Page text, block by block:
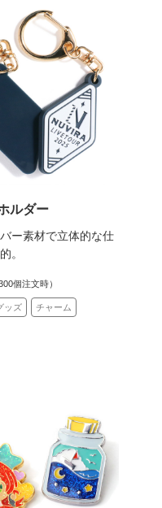
ルダー
ー素材で立体的な仕
。
300個注文時）
ッズ チャーム